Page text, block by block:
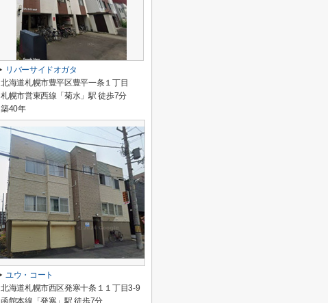
リバーサイドオガタ
北海道札幌市豊平区豊平一条１丁目
札幌市営東西線「菊水」駅 徒歩7分
築40年
ユウ・コート
北海道札幌市西区発寒十条１１丁目3-9
函館本線「発寒」駅 徒歩7分